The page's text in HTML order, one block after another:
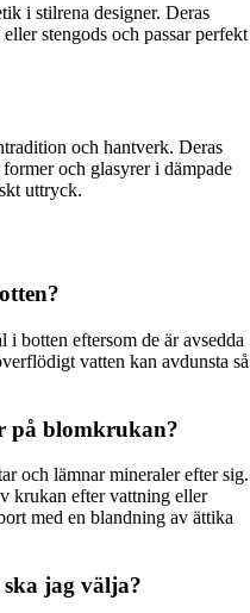
i stilrena designer. Deras
stengods och passar perfekt
och hantverk. Deras
och glasyrer i dämpade
uttryck.
botten eftersom de är avsedda
vatten kan avdunsta så
på blomkrukan?
och lämnar mineraler efter sig.
krukan efter vattning eller
med en blandning av ättika
jag välja?